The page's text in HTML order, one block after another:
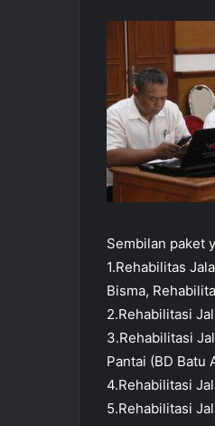
Sembilan paket
1.Rehabilitas
Bisma,
2.Rehabilitasi
3.Rehabilitasi
Pantai (BD Batu
4.Rehabilitasi
5.Rehabilitasi